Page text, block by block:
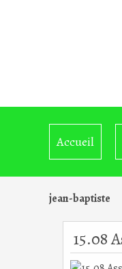
Accueil
jean-baptiste